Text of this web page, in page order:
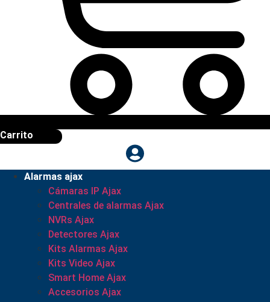
Carrito
Alarmas ajax
Cámaras IP Ajax
Centrales de alarmas Ajax
NVRs Ajax
Detectores Ajax
Kits Alarmas Ajax
Kits Video Ajax
Smart Home Ajax
Accesorios Ajax